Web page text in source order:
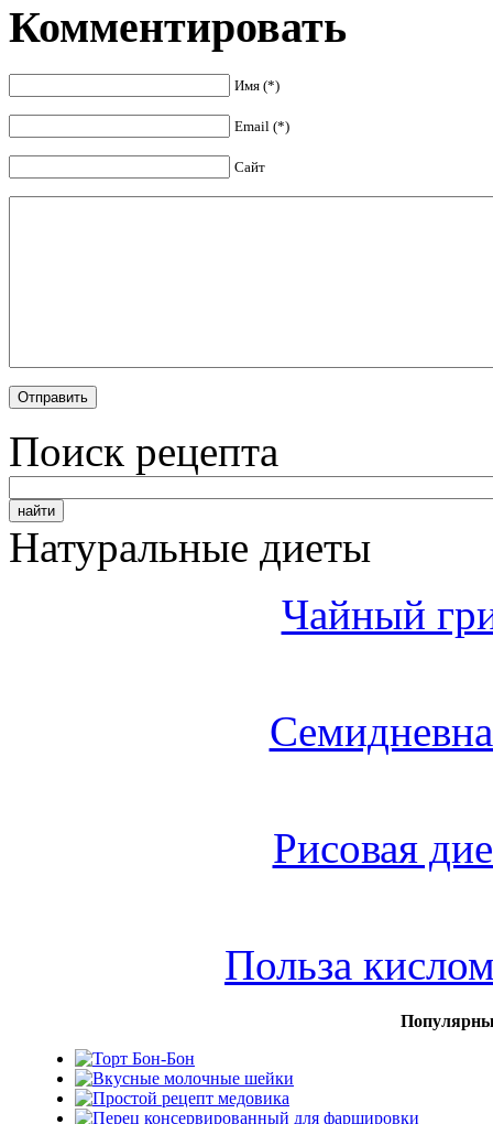
Комментировать
Имя (*)
Email (*)
Сайт
Поиск рецепта
Натуральные диеты
Чайный
Рисовая
Польза